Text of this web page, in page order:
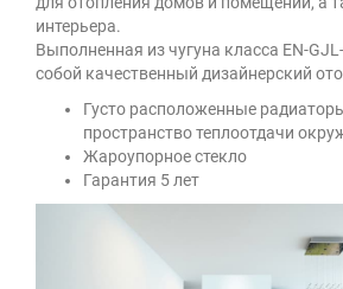
интерьера.
Выполненная из чугуна класса EN-
собой качественный дизайнерский
Густо расположенные
пространство теплоотдачи
Жароупорное стекло
Гарантия 5 лет